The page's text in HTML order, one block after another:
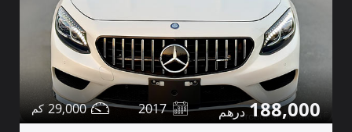
188,000
2017
29,000